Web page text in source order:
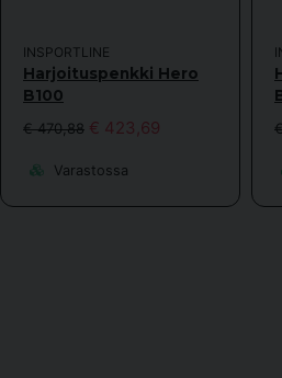
INSPORTLINE
Harjoituspenkki Hero
B100
€ 470,88 € 423,69
Varastossa